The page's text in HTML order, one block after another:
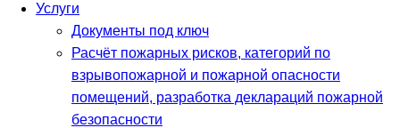
Услуги
Документы под ключ
Расчёт пожарных рисков, категорий по
взрывопожарной и пожарной опасности
помещений, разработка деклараций пожарной
безопасности